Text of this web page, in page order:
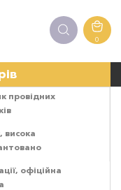
0
провідних
висока
офіційна